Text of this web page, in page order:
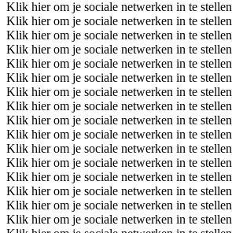
Klik hier om je sociale netwerken in te stellen
Klik hier om je sociale netwerken in te stellen
Klik hier om je sociale netwerken in te stellen
Klik hier om je sociale netwerken in te stellen
Klik hier om je sociale netwerken in te stellen
Klik hier om je sociale netwerken in te stellen
Klik hier om je sociale netwerken in te stellen
Klik hier om je sociale netwerken in te stellen
Klik hier om je sociale netwerken in te stellen
Klik hier om je sociale netwerken in te stellen
Klik hier om je sociale netwerken in te stellen
Klik hier om je sociale netwerken in te stellen
Klik hier om je sociale netwerken in te stellen
Klik hier om je sociale netwerken in te stellen
Klik hier om je sociale netwerken in te stellen
Klik hier om je sociale netwerken in te stellen